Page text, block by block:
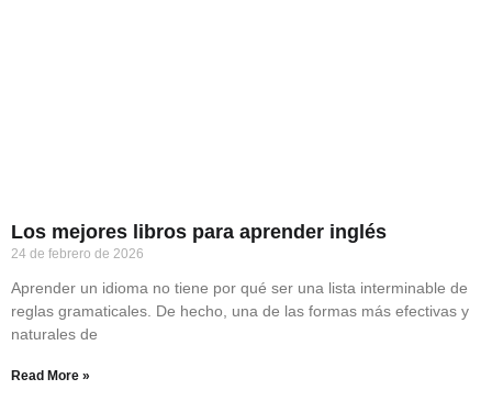
Los mejores libros para aprender inglés
24 de febrero de 2026
Aprender un idioma no tiene por qué ser una lista interminable de
reglas gramaticales. De hecho, una de las formas más efectivas y
naturales de
Read More »